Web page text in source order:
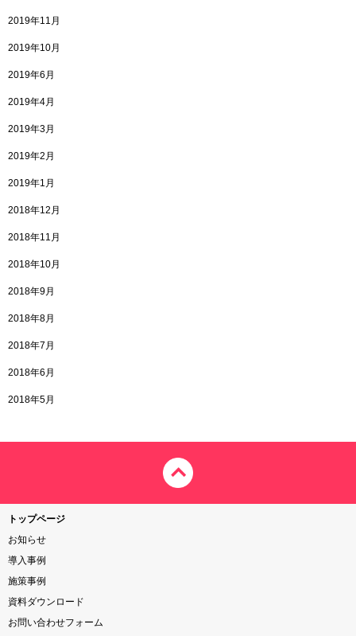
2019年11月
2019年10月
2019年6月
2019年4月
2019年3月
2019年2月
2019年1月
2018年12月
2018年11月
2018年10月
2018年9月
2018年8月
2018年7月
2018年6月
2018年5月
トップページ
お知らせ
導入事例
施策事例
資料ダウンロード
お問い合わせフォーム